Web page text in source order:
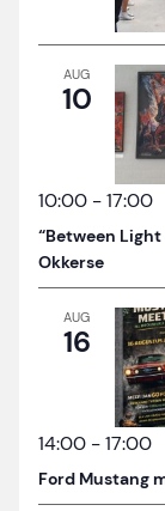
AUG
10
10:00 -17:00
“Between
Okkerse
AUG
16
14:00 -17:00
Ford Mustang